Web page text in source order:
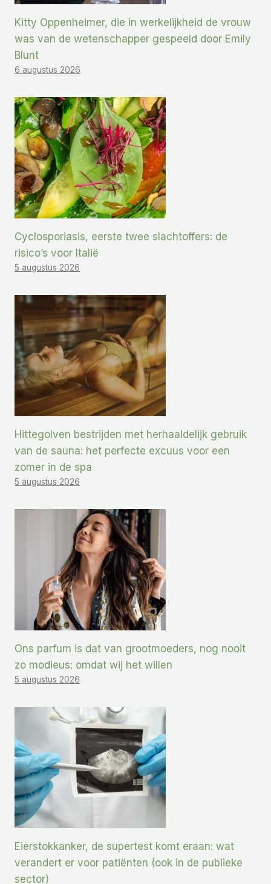
Kitty Oppenheimer, die in werkelijkheid de vrouw
was van de wetenschapper gespeeld door Emily
Blunt
6 augustus 2026
Cyclosporiasis, eerste twee slachtoffers: de
risico’s voor Italië
5 augustus 2026
Hittegolven bestrijden met herhaaldelijk gebruik
van de sauna: het perfecte excuus voor een
zomer in de spa
5 augustus 2026
Ons parfum is dat van grootmoeders, nog nooit
zo modieus: omdat wij het willen
5 augustus 2026
Eierstokkanker, de supertest komt eraan: wat
verandert er voor patiënten (ook in de publieke
sector)